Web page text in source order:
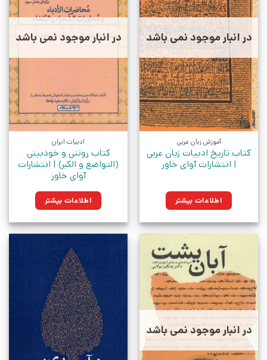
در انبار موجود نمی باشد
آموزش زبان عربی
کتاب تاریخ ادبیات زبان عربی
| انتشارات آوای خاور
اطلاعات بیشتر
در انبار موجود نمی باشد
ادبیات ایران
کتاب روتنی و خودبینی
(التواضع و الکبر) | انتشارات
آوای خاور
اطلاعات بیشتر
در انبار موجود نمی باشد